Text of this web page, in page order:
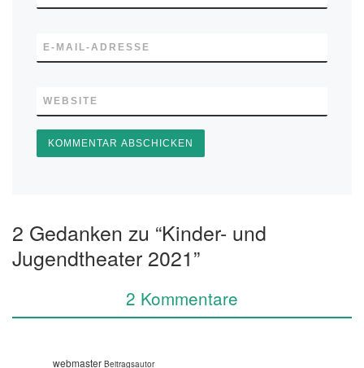
E-MAIL-ADRESSE
WEBSITE
2 Gedanken zu “Kinder- und
Jugendtheater 2021”
2 Kommentare
webmasterBeitragsautor